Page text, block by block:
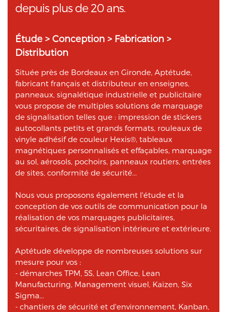
depuis plus de 20 ans.
Étude > Conception > Fabrication >
Distribution
Située près de Bordeaux en Gironde, Aptétude,
fabricant français et distributeur en enseignes,
panneaux, signalétique industrielle et publicitaire
vous propose de multiples solutions de marquage
de signalisation telles que : impression de stickers
autocollants petits et grands formats, rouleaux de
vinyle adhésif de couleur Hexis®, tableaux
magnétiques personnalisés et effaçables, marquage
au sol, aérosols, pochoirs, panneaux routiers, entrées
de sites, conformité de sécurité...
Nous vous proposons également l'étude et la
conception de vos outils de communication pour la
réalisation de vos marquages publicitaires,
sécuritaires, de signalisation intérieure et extérieure.
Aptétude développe de nombreuses solutions sur
mesure pour vos :
- démarches TPM, 5S, Lean Office, Lean
Manufacturing, Management visuel, Kaizen, Six
Sigma...
- chantiers de sécurité et d'environnement, Kanban,